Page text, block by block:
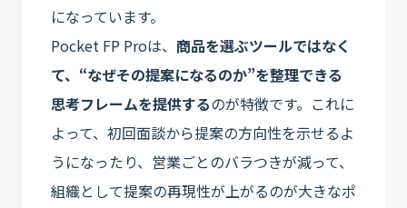
になっています。
Pocket FP Proは、 商品を選ぶツールではなく
て、“なぜその提案になるのか”を整理できる
思考フレームを提供するのが特徴です。これに
よって、初回面談から提案の方向性を示せるよ
うになったり、営業ごとのバラつきが減って、
組織として提案の再現性が上がるのが大きなポ